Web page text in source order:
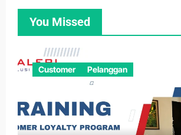
You Missed
Customer Pelanggan